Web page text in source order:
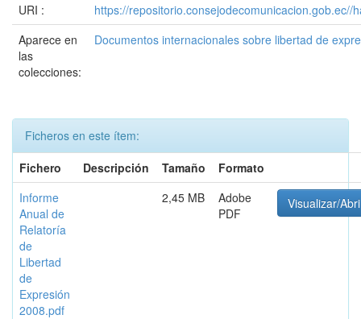
URI :
https://repositorio.consejodecomunicacion.gob.ec//
Aparece en
las
colecciones:
Documentos internacionales sobre libertad de
Ficheros en este ítem:
Fichero
Descripción Tamaño
Formato
Informe
Anual de
Relatoría
de
Libertad
de
Expresión
2008.pdf
2,45 MB
Adobe
PDF
Visualizar/